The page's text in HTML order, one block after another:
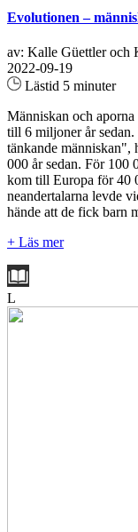
Evolutionen –
av: Kalle Güettler och
2022-09-19
Lästid 5 minuter
Människan och
till 6 miljoner år
tänkande människan",
000 år sedan. För 100
kom till Europa för 40
neandertalarna levde
hände att de fick barn
+ Läs mer
L